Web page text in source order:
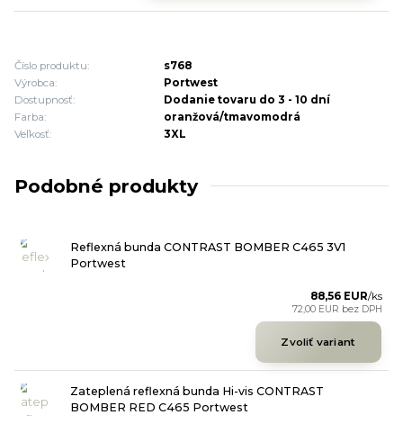
Číslo produktu:
s768
Výrobca:
Portwest
Dostupnosť:
Dodanie tovaru do 3 - 10 dní
Farba:
oranžová/tmavomodrá
Veľkosť:
3XL
Podobné produkty
Reflexná bunda CONTRAST BOMBER C465 3V1
Portwest
88,56 EUR/ks
72,00 EUR bez DPH
Zvoliť variant
Zateplená reflexná bunda Hi-vis CONTRAST
BOMBER RED C465 Portwest